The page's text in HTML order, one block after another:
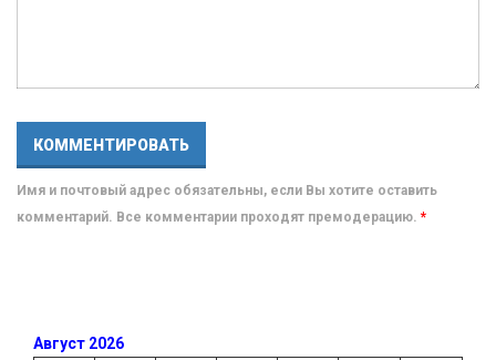
Имя и почтовый адрес обязательны, если Вы хотите оставить
комментарий. Все комментарии проходят премодерацию. *
Август 2026